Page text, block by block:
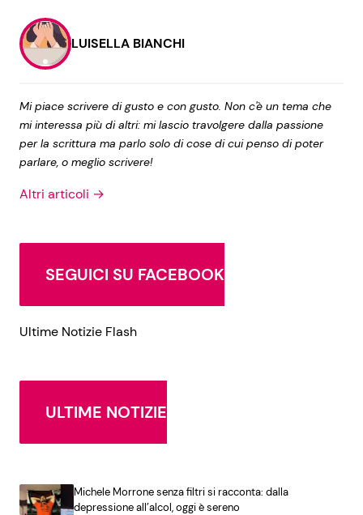
LUISELLA BIANCHI
Mi piace scrivere di gusto e con gusto. Non c'è un tema che
mi interessa più di altri: mi lascio travolgere dalla passione
per la scrittura ma parlo solo di cose di cui penso di poter
parlare, o meglio scrivere!
Altri articoli →
SEGUICI SU FACEBOOK
Ultime Notizie Flash
ULTIME NOTIZIE
Michele Morrone senza filtri si racconta: dalla
depressione all’alcol, oggi è sereno